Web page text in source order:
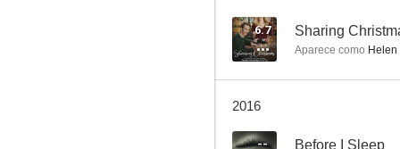
6.7 Sharing
Aparece como Helen
2016
-- Before I Sleep